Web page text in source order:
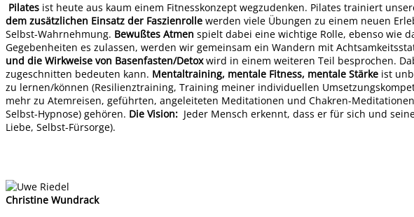
Pilates ist heute aus kaum einem Fitnesskonzept wegzudenken. Pilates trainiert
dem zusätzlichen Einsatz der Faszienrolle werden viele Übungen zu einem neuen
Selbst-Wahrnehmung. Bewußtes Atmen spielt dabei eine wichtige Rolle, ebenso wie
Gegebenheiten es zulassen, werden wir gemeinsam ein Wandern mit
und die Wirkweise von Basenfasten/Detoxwird in einem weiteren Teil besprochen.
zugeschnitten bedeuten kann. Mentaltraining, mentale Fitness, mentale Stärke ist
zu lernen/können (Resilienztraining, Training meiner individuellen
mehr zu Atemreisen, geführten, angeleiteten Meditationen und Chakren-
Selbst-Hypnose) gehören. Die Vision: Jeder Mensch erkennt, dass er für sich und
Liebe, Selbst-Fürsorge).
Christine Wundrack